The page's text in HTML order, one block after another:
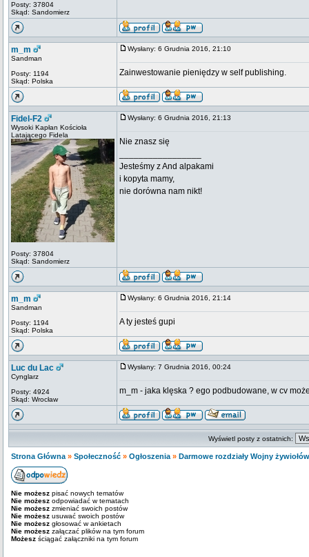
Posty: 37804
Skąd: Sandomierz
m_m
Sandman
Posty: 1194
Skąd: Polska
Wysłany: 6 Grudnia 2016, 21:10
Zainwestowanie pieniędzy w self publishing.
Fidel-F2
Wysoki Kapłan Kościoła
Latającego Fidela
Posty: 37804
Skąd: Sandomierz
Wysłany: 6 Grudnia 2016, 21:13
Nie znasz się
Jesteśmy z And alpakami
i kopyta mamy,
nie dorówna nam nikt!
m_m
Sandman
Posty: 1194
Skąd: Polska
Wysłany: 6 Grudnia 2016, 21:14
A ty jesteś gupi
Luc du Lac
Cynglarz
Posty: 4924
Skąd: Wrocław
Wysłany: 7 Grudnia 2016, 00:24
m_m - jaka klęska ? ego podbudowane, w cv
Wyświetl posty z ostatnich:
Strona Główna » Społeczność » Ogłoszenia » Darmowe rozdziały Wojny
Nie możesz pisać nowych tematów
Nie możesz odpowiadać w tematach
Nie możesz zmieniać swoich postów
Nie możesz usuwać swoich postów
Nie możesz głosować w ankietach
Nie możesz załączać plików na tym forum
Możesz ściągać załączniki na tym forum